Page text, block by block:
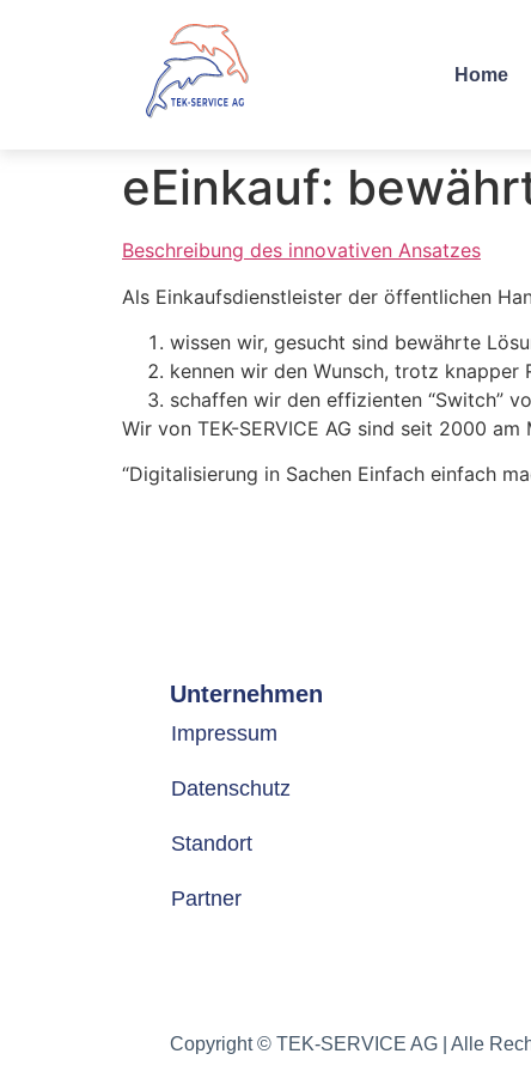
Home
eEinkauf:
Beschreibung des innovativen Ansatzes
Als Einkaufsdienstleister der öffentlichen
wissen wir, gesucht sind bewährte
kennen wir den Wunsch, trotz knapper
schaffen wir den effizienten “Switch”
Wir von TEK-SERVICE AG sind seit 2000
“Digitalisierung in Sachen Einfach einfach
Unternehmen
Impressum
Datenschutz
Standort
Partner
Copyright © TEK-SERVICE AG | Alle